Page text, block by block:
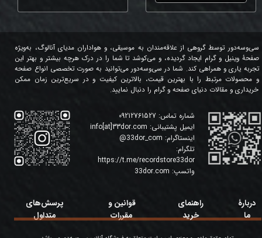
شماره تماس:
ایمیل پشتیبانی: info[at]33dor.com
اینستاگرام: 33dor_com
@
تلگرام:
https://t.me/recordstore33dor
واتسپ: 33dor.com
سی‌وسه‌دور توسط گروهی از علاقه‌مندان به موسیقی، و هواداران مدیای آنالوگ، به‌ویژه
صفحۀ وینیل و گرام ایجاد گردیده، و می‌کوشد تا شما را در درک هرچه بیشتر و بهتر این
تجربه یاری و همراهی کند. شما در سی‌وسه‌دور می‌توانید به صورت تخصصی انواع صفحه
و محصولات مرتبط را با بهترین قیمت، بالاترین کیفیت و در سریع‌ترین زمان ممکن
خریداری و مقالات دنیای صفحه و گرام را دنبال نمایید.
دربارۀ
ما
قوانین و
مقررات
پرسش‌های
متداول
راهنمای
خرید